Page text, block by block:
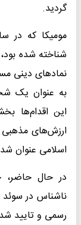
گردید.
مومیکا که در
شناخته شده
نمادهای دینی
به عنوان یک
این اقدام‌ها
ارزش‌های
اسلامی عنوان
در حال حاضر،
ناشناس در سوئد
رسمی و تایید